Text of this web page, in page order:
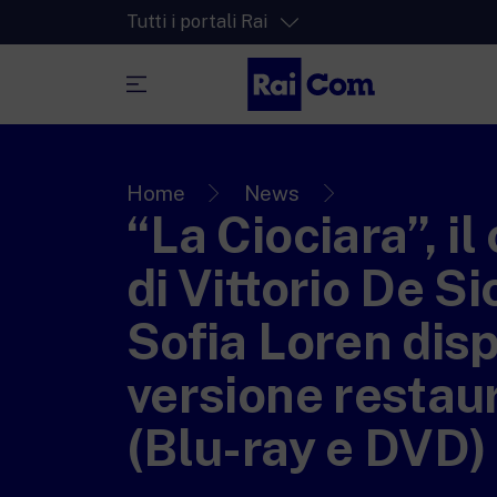
Tutti i portali Rai
La piattaforma di streaming video per
La piattaforma digitale dei canali Radio
RaiPlay Sound
Lo spazio sicuro ricco di cartoni animati
più piccoli.
RaiPlay YoYo
Home News
“La Ciociara”,
di Vittorio De
Sofia Loren
versione
(Blu-ray e DVD)